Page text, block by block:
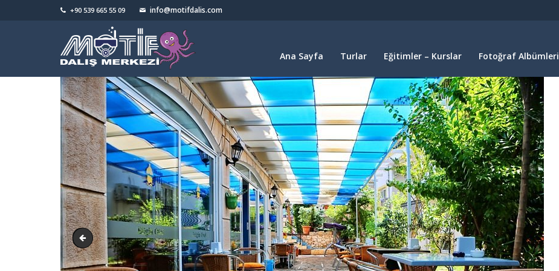
+90 539 665 55 09 info@motifdalis.com
Ana Sayfa Turlar Eğitimler – Kurslar Fotoğraf Albümleri
bilginotel.com_10228